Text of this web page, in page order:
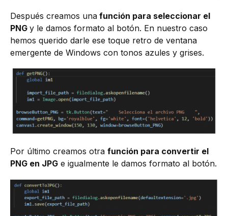
Después creamos una función para seleccionar el
PNG y le damos formato al botón. En nuestro caso
hemos querido darle ese toque retro de ventana
emergente de Windows con tonos azules y grises.
Por último creamos otra función para convertir el
PNG en JPG e igualmente le damos formato al botón.